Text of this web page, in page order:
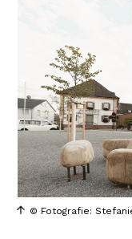
© Fotografie: